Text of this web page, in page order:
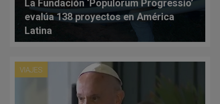
La Fundación ‘Populorum Progressio’
evalúa 138 proyectos en América
Latina
VIAJES